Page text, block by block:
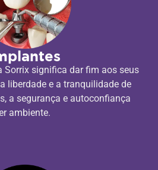
Sorrix significa dar fim aos seus
liberdade e a tranquilidade de
a segurança e autoconfiança
ambiente.